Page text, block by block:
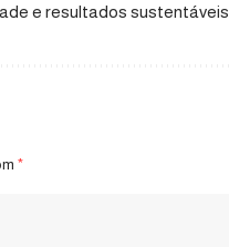
e resultados sustentáveis.
*